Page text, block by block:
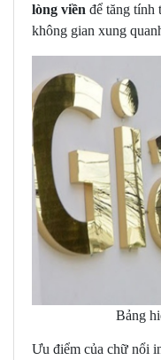
lòng viền để tăng tính
không gian xung
Bảng
Ưu điểm của chữ nổi